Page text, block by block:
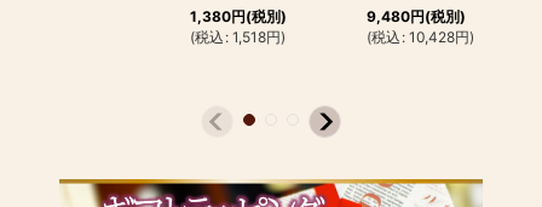
1,380円(税別)
(税込 : 1,518円)
9,480円(税別)
(税込 : 10,428円)